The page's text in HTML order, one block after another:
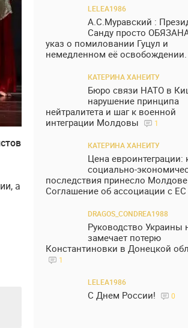
а
LELEA1986
А.С.Муравский :
Санду просто
указ о помиловании Гуцул и
немедленном её освобождении.
КАТЕРИНА ХАНЕИТУ
Бюро связи НАТО в
нарушение принципа
нейтралитета и шаг к военной
интеграции Молдовы
1
КАТЕРИНА ХАНЕИТУ
Цена евроинтеграции:
социально-
последствия принесло Молдове
Соглашение об ассоциации с ЕС
DRAGOS_CONDREA1988
Руководство Украины
замечает потерю
Константиновки в Донецкой
1
LELEA1986
С Днем России! 0